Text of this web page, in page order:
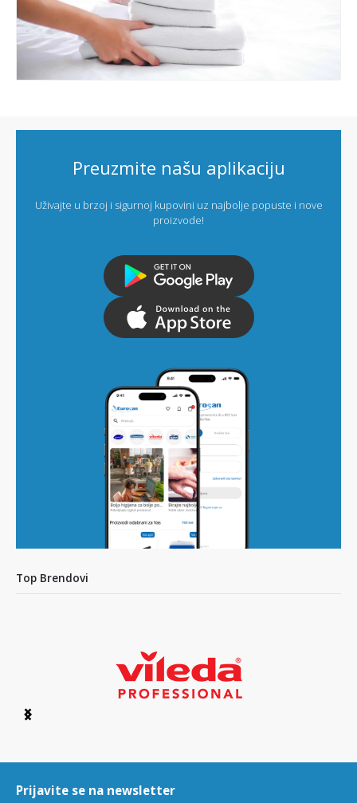
Preuzmite našu aplikaciju
Uživajte u brzoj i sigurnoj kupovini uz najbolje popuste i nove
proizvode!
Top Brendovi
Item
6
Prijavite se na newsletter